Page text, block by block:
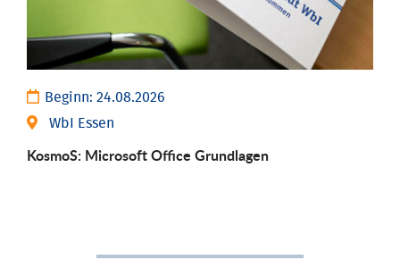
Beginn: 24.08.2026
WbI Essen
KosmoS: Microsoft Office Grund­lagen